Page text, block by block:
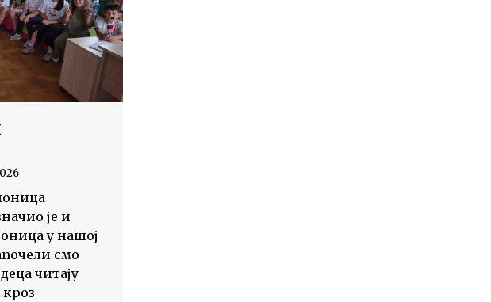
је и
у нашој
смо
читају